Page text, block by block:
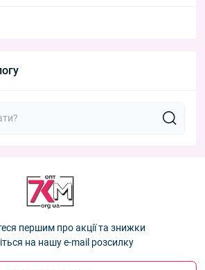
першим про акції та знижки
на нашу e-mail розсилку